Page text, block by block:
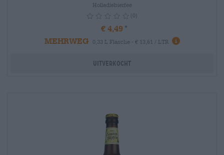
Holladiebierfee
(0)
€ 4,49
MEHRWEG
0,33 L Flasche - € 13,61 / LTR info
Uitverkocht